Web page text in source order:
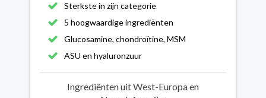
Sterkste in zijn categorie
5 hoogwaardige ingrediënten
Glucosamine, chondroïtine, MSM
ASU en hyaluronzuur
Ingrediënten uit West-Europa en